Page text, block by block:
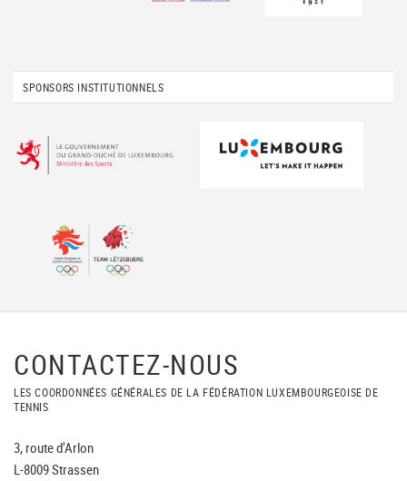
SPONSORS INSTITUTIONNELS
CONTACTEZ-NOUS
LES COORDONNÉES GÉNÉRALES DE LA FÉDÉRATION LUXEMBOURGEOISE DE
TENNIS
3, route d'Arlon
L-8009 Strassen